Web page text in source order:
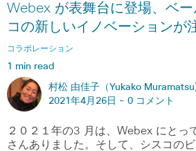
Webex が表舞台に登場、ベ
コの新しいイノベーションが
コラボレーション
1 min read
村松 由佳子（Yukako
2021年4月26日 - 0 コメント
２０２１年の3 月は、Webex にとっ
さんありました。そして、シスコの